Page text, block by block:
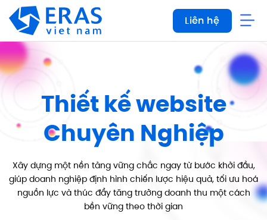
qua
dung
Liên hệ
Thiết kế website
Chuyên Nghiệp
Xây dựng một nền tảng vững chắc ngay từ bước khởi đầu,
giúp doanh nghiệp định hình chiến lược hiệu quả, tối ưu hoá
nguồn lực và thúc đẩy tăng trưởng doanh thu một cách
bền vững theo thời gian